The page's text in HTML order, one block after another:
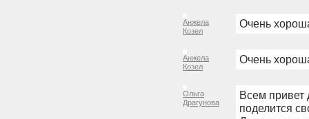
Анжела
Козел
Очень
Анжела
Козел
Очень
Ольга
Драгунова
Всем привет
поделится